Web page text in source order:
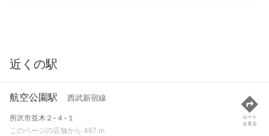
近くの駅
航空公園駅 西武新宿線
所沢市並木２-４-１
このページの店舗から 467 m
ルート
を見る